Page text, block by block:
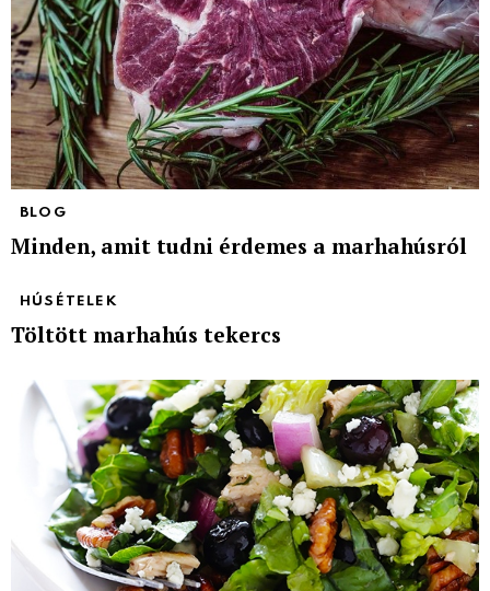
BLOG
Minden, amit tudni érdemes a marhahúsról
HÚSÉTELEK
Töltött marhahús tekercs